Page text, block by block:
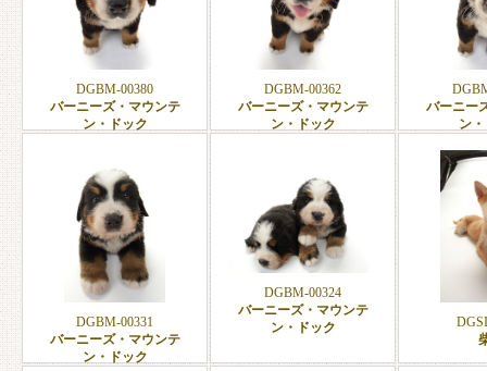
DGBM-00380
バーニーズ・マウンテ
ン・ドック
DGBM-00362
バーニーズ・マウンテ
ン・ドック
バーニー
ン
DGBM-00331
バーニーズ・マウンテ
ン・ドック
DGBM-00324
バーニーズ・マウンテ
ン・ドック